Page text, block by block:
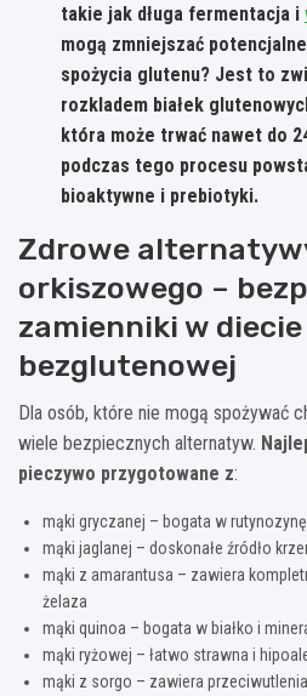
takie jak długa fermentacja i
mogą zmniejszać
spożycia glutenu? Jest to
rozkladem białek
która może trwać nawet do
podczas tego procesu
bioaktywne i prebiotyki.
Zdrowe
orkiszowego –
zamienniki w diecie
bezglutenowej
Dla osób, które nie mogą spożywać
wiele bezpiecznych alternatyw.
pieczywo przygotowane z:
mąki gryczanej – bogata w
mąki jaglanej – doskonałe źródło
mąki z amarantusa – zawiera
żelaza
mąki quinoa – bogata w białko i
mąki ryżowej – łatwo strawna i
mąki z sorgo – zawiera